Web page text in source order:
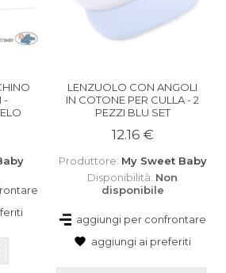
-
LENZUOLO CON ANGOLI
IN COTONE PER CULLA - 2
PEZZI BLU SET
12.16 €
Produttore: My Sweet Baby
Disponibilità: Non
disponibile
aggiungi per confrontare
aggiungi ai preferiti